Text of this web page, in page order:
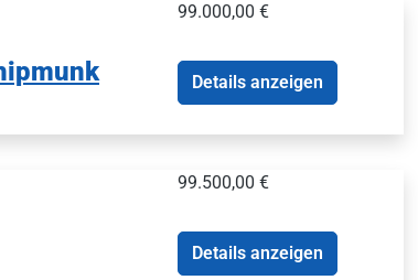
99.000,00 €
Details anzeigen
99.500,00 €
Details anzeigen